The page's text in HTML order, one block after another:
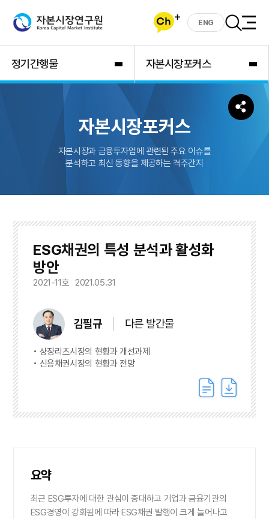
ENG
정기간행물 자본시장포커스
자본시장포커스
자본시장과 금융투자업에 관련된 주요 이슈를
분석하고 최신 동향을 제공하는 격주간지
ESG채권의 특성 분석과 활성화
방안
2021-11호 2021.05.31
김필규 다른 발간물
상장리츠시장의 현황과 개선과제
신용채권시장의 현황과 전망
요약
최근 ESG투자에 대한 관심이 증대하고 기업과 금융기관의
ESG경영이 강화됨에 따라 ESG채권 발행이 크게 늘어나고